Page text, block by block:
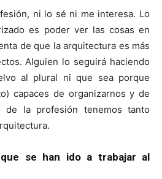
ni lo sé ni me interesa. Lo
es poder ver las cosas en
de que la arquitectura es más
Alguien lo seguirá haciendo
al plural ni que sea porque
capaces de organizarnos y de
de la profesión tenemos tanto
se han ido a trabajar al